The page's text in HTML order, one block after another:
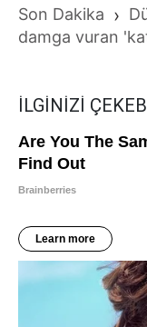
Son Dakika ›
damga vuran